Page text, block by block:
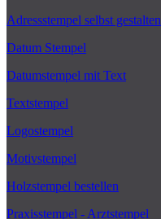
Adressstempel selbst gestalten
Datum Stempel
Datumstempel mit Text
Textstempel
Logostempel
Motivstempel
Holzstempel bestellen
Praxisstempel - Arztstempel